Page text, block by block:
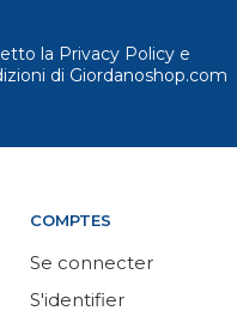
la Privacy Policy e
di Giordanoshop.com
COMPTES
Se connecter
S'identifier